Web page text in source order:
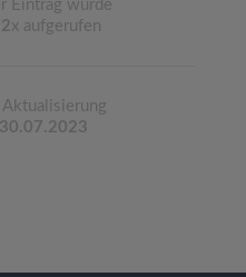
Eintrag wurde
x aufgerufen
Aktualisierung
30.07.2023